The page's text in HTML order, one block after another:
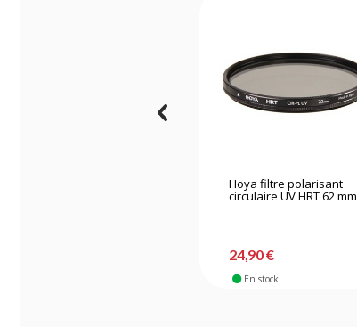
Hoya filtre polarisant
circulaire UV HRT 62 mm
24,90 €
En stock